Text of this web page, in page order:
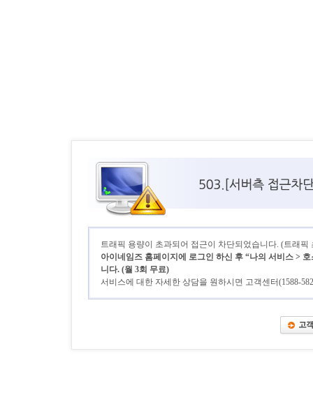
트래픽 용량이 초과되어 접근이 차단되었습니다. (트래픽
아이네임즈 홈페이지에 로그인 하신 후 “나의 서비스 >
니다. (월 3회 무료)
서비스에 대한 자세한 상담을 원하시면 고객센터(1588-